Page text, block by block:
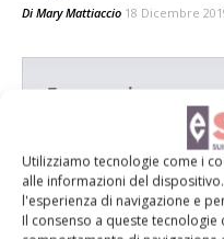
Utilizziamo tecnologie come i
alle informazioni del
l'esperienza di navigazione e
Il consenso a queste
Di Mary Mattiaccio 18 Dicembre
E-magazine
Tecniche, prodotti e